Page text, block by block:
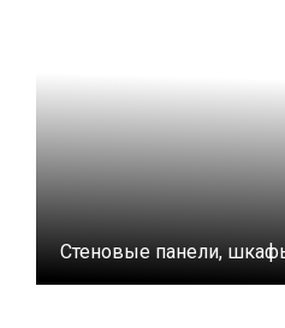
Стеновые панели,